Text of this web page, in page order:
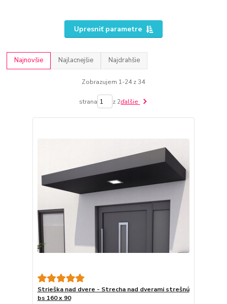
Upresniť parametre
Najnovšie Najlacnejšie Najdrahšie
Zobrazujem 1-24 z 34
strana z 2ďalšie
Strieška nad dvere - Strecha nad dverami strešnú
bs 160 x 90